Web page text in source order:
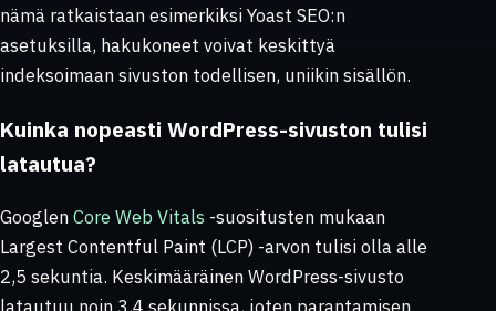
nämä ratkaistaan esimerkiksi Yoast SEO:n
asetuksilla, hakukoneet voivat keskittyä
indeksoimaan sivuston todellisen, uniikin sisällön.
Kuinka nopeasti WordPress-sivuston tulisi
latautua?
GooglenCore Web Vitals -suositusten mukaan
Largest Contentful Paint (LCP) -arvon tulisi olla alle
2,5 sekuntia. Keskimääräinen WordPress-sivusto
latautuu noin 3,4 sekunnissa, joten parantamisen